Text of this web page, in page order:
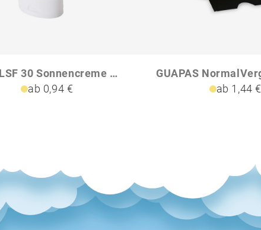
Rosie LSF 30 Sonnencreme mit Karabiner
ab 0,94 €
ab 1,44 €